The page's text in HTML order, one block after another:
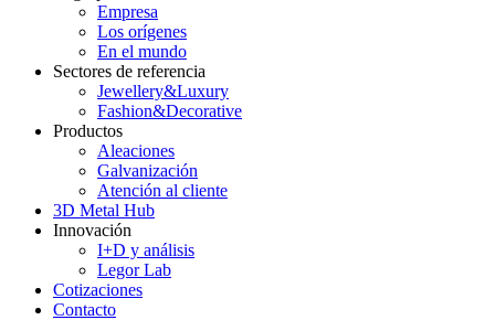
Empresa
Los orígenes
En el mundo
Sectores de referencia
Jewellery&Luxury
Fashion&Decorative
Productos
Aleaciones
Galvanización
Atención al cliente
3D Metal Hub
Innovación
I+D y análisis
Legor Lab
Cotizaciones
Contacto